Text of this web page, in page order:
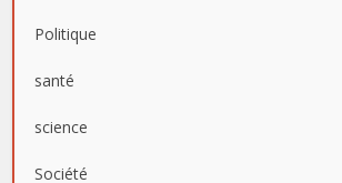
Politique
santé
science
Société